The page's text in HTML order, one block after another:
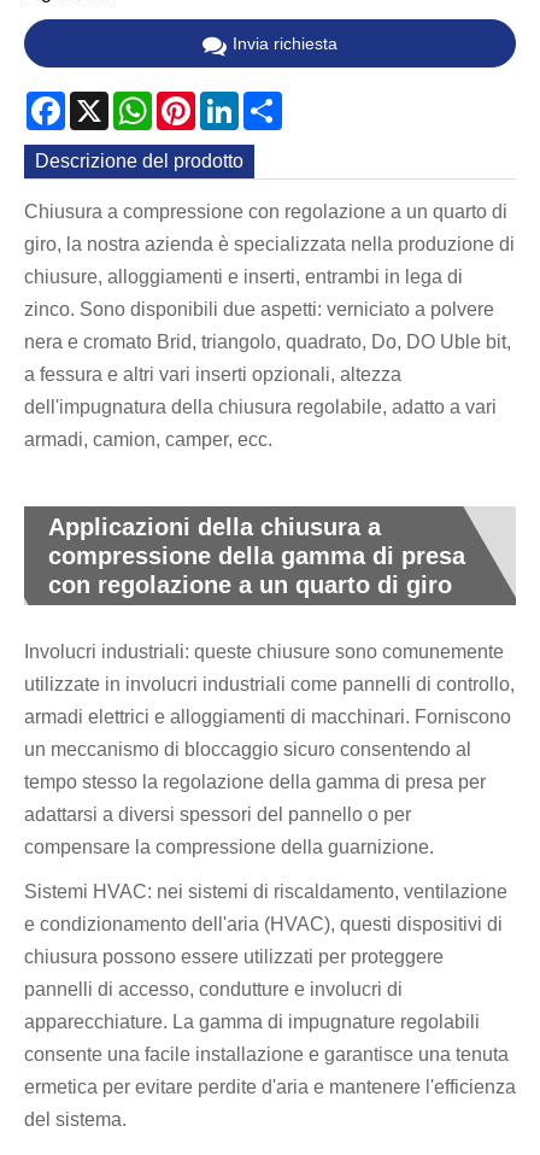
Invia richiesta
Facebook
X WhatsApp
PinterestLinkedIn
Descrizione del prodotto
Chiusura a compressione con regolazione a un quarto di
giro, la nostra azienda è specializzata nella produzione di
chiusure, alloggiamenti e inserti, entrambi in lega di
zinco. Sono disponibili due aspetti: verniciato a polvere
nera e cromato Brid, triangolo, quadrato, Do, DO Uble bit,
a fessura e altri vari inserti opzionali, altezza
dell'impugnatura della chiusura regolabile, adatto a vari
armadi, camion, camper, ecc.
Applicazioni della chiusura a
compressione della gamma di presa
con regolazione a un quarto di giro
Involucri industriali: queste chiusure sono comunemente
utilizzate in involucri industriali come pannelli di controllo,
armadi elettrici e alloggiamenti di macchinari. Forniscono
un meccanismo di bloccaggio sicuro consentendo al
tempo stesso la regolazione della gamma di presa per
adattarsi a diversi spessori del pannello o per
compensare la compressione della guarnizione.
Sistemi HVAC: nei sistemi di riscaldamento, ventilazione
e condizionamento dell'aria (HVAC), questi dispositivi di
chiusura possono essere utilizzati per proteggere
pannelli di accesso, condutture e involucri di
apparecchiature. La gamma di impugnature regolabili
consente una facile installazione e garantisce una tenuta
ermetica per evitare perdite d'aria e mantenere l'efficienza
del sistema.